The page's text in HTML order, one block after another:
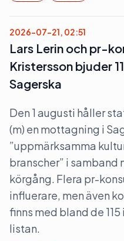
2026-07-21, 02:51
Lars Lerin och pr-
Kristersson bjuder
Sagerska
Den 1 augusti håller
(m) en mottagning i
”uppmärksamma
branscher” i
körgång. Flera pr-
influerare, men även
finns med bland de
listan.